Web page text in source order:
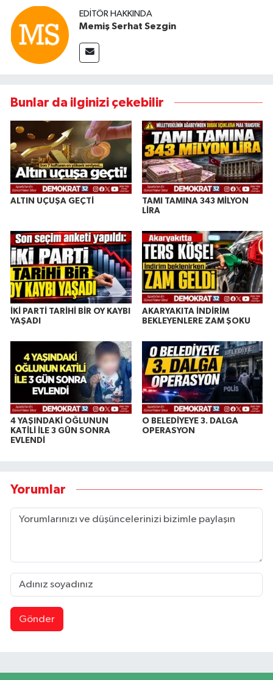
EDITÖR HAKKINDA
Memiş Serhat Sezgin
Bunlar da ilginizi çekebilir
ALTIN UÇUŞA GEÇTİ
TAMI TAMINA 343 MİLYON
LİRA
İKİ PARTİ TARİHİ BİR OY KAYBI
YAŞADI
AKARYAKITA İNDİRİM
BEKLEYENLERE ZAM ŞOKU
4 YAŞINDAKİ OĞLUNUN
KATİLİ İLE 3 GÜN SONRA
EVLENDİ
O BELEDİYEYE 3. DALGA
OPERASYON
Yorumlar
Gönder